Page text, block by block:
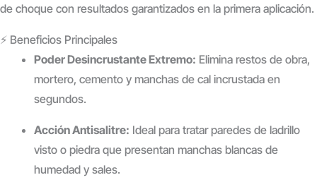
de choque con resultados garantizados en la primera aplicación.
⚡ Beneficios Principales
Poder Desincrustante Extremo: Elimina restos de obra,
mortero, cemento y manchas de cal incrustada en
segundos.
Acción Antisalitre: Ideal para tratar paredes de ladrillo
visto o piedra que presentan manchas blancas de
humedad y sales.